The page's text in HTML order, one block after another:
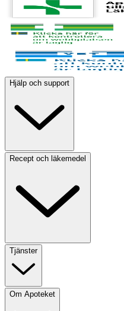
Hjälp och support
Recept och läkemedel
Tjänster
Om Apoteket